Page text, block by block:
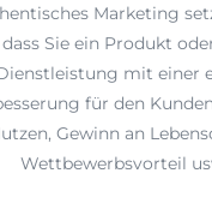
Marketing
dass Sie ein Produkt
mit einer
für den
Gewinn an
Wettbewerbsvorteil